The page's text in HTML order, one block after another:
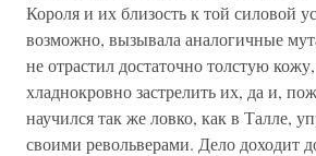
Короля и их близость к той силовой
возможно, вызывала аналогичные
не отрастил достаточно толстую
хладнокровно застрелить их, да и,
научился так же ловко, как в Талле,
своими револьверами. Дело доходит